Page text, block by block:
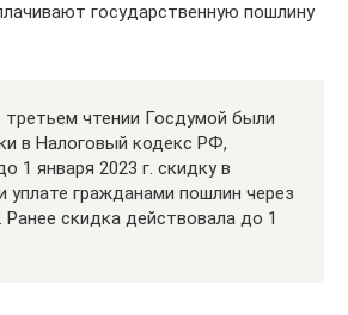
государственную пошлину
третьем чтении Госдумой были
в Налоговый кодекс РФ,
1 января 2023 г. скидку в
уплате гражданами пошлин через
Ранее скидка действовала до 1